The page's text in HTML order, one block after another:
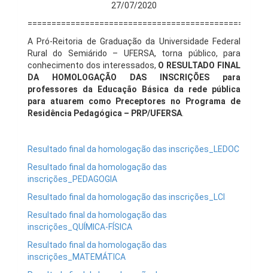
27/07/2020
A Pró-Reitoria de Graduação da Universidade Federal
Rural do Semiárido – UFERSA, torna público, para
conhecimento dos interessados, O RESULTADO FINAL
DA HOMOLOGAÇÃO DAS INSCRIÇÕES para
professores da Educação Básica da rede pública
para atuarem como Preceptores no Programa de
Residência Pedagógica – PRP/UFERSA
Resultado final da homologação das inscrições_LEDOC
Resultado final da homologação das
inscrições_PEDAGOGIA
Resultado final da homologação das inscrições_LCI
Resultado final da homologação das
inscrições_QUÍMICA-FÍSICA
Resultado final da homologação das
inscrições_MATEMÁTICA